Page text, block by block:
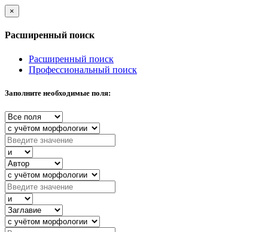
×
Расширенный поиск
Расширенный поиск
Профессиональный поиск
Заполните необходимые поля: